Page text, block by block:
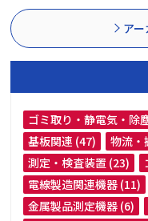
ア
ゴミ取り・静電気・除
基板関連 (47)
物流・
測定・検査装置 (23)
電線製造関連機器 (11)
金属製品測定機器 (6)